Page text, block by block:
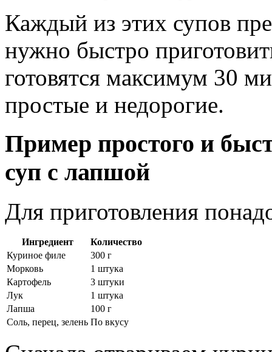
Каждый из этих супов
нужно быстро
готовятся максимум 30
простые и недорогие.
Пример простого и
суп с лапшой
Для приготовления
Ингредиент
Количество
Куриное филе
300 г
Морковь
1 штука
Картофель
3 штуки
Лук
1 штука
Лапша
100 г
Соль, перец, зелень По вкусу